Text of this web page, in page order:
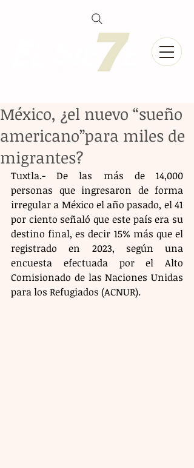
México, ¿el nuevo “sueño
americano”para miles de
migrantes?
Tuxtla.- De las más de 14,000
personas que ingresaron de forma
irregular a México el año pasado, el 41
por ciento señaló que este país era su
destino final, es decir 15% más que el
registrado en 2023, según una
encuesta efectuada por el Alto
Comisionado de las Naciones Unidas
para los Refugiados (ACNUR).